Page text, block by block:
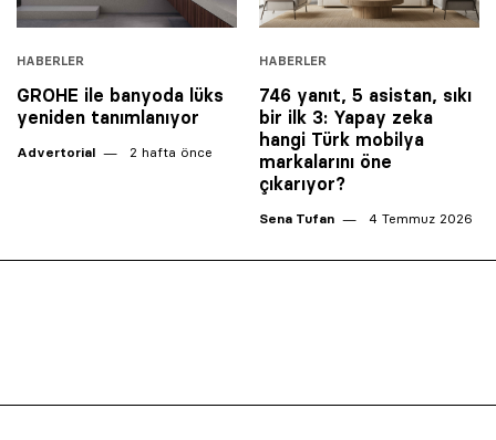
HABERLER
GROHE ile banyoda lüks
yeniden tanımlanıyor
Advertorial 2 hafta önce
HABERLER
746 yanıt, 5 asistan, sıkı
bir ilk 3: Yapay zeka
hangi Türk mobilya
markalarını öne
çıkarıyor?
Sena Tufan 4 Temmuz 2026